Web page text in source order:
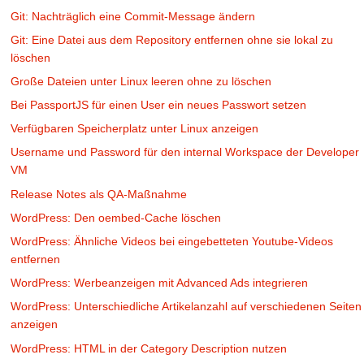
Git: Nachträglich eine Commit-Message ändern
Git: Eine Datei aus dem Repository entfernen ohne sie lokal zu
löschen
Große Dateien unter Linux leeren ohne zu löschen
Bei PassportJS für einen User ein neues Passwort setzen
Verfügbaren Speicherplatz unter Linux anzeigen
Username und Password für den internal Workspace der Developer
VM
Release Notes als QA-Maßnahme
WordPress: Den oembed-Cache löschen
WordPress: Ähnliche Videos bei eingebetteten Youtube-Videos
entfernen
WordPress: Werbeanzeigen mit Advanced Ads integrieren
WordPress: Unterschiedliche Artikelanzahl auf verschiedenen Seiten
anzeigen
WordPress: HTML in der Category Description nutzen